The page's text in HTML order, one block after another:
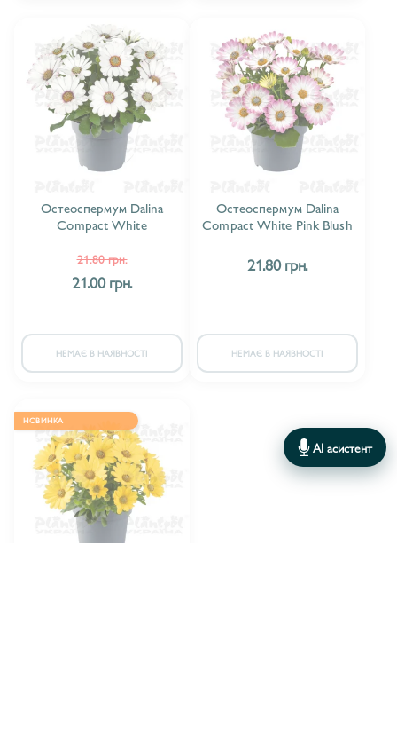
Остеоспермум Dalina
Compact White
21.80 грн.
21.00 грн.
НЕМАЄ В НАЯВНОСТІ
Остеоспермум Dalina
Compact White Pink Blush
21.80 грн.
НЕМАЄ В НАЯВНОСТІ
НОВИНКА
AI асистент